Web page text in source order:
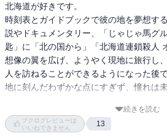
主人公は帝国第１師団帰り。１話冒頭は
攻略戦でしょうか（ｻﾞﾜｻﾞﾜ）。WW1頃の
りでありながら、実直で好感が持てるタ
行動動機は良くも悪くも個人主義ですが
の感情移入に一役買っています。人を見
身の信じる正義を全うする。そんな主人
ヒロインはアイヌ娘で独特の価値観とそ
ギッシリだし、別勢力である第７師団は
の驚異が尋常ではなく、囚人勢力も一芸
いきやまさかのあの方が含まれていてIF
北海道が好きです。
時刻表とガイドブックで彼の地を夢想す
説やドキュメンタリー、「じゃじゃ馬グ
匙」に「北の国から」「北海道連鎖殺人
想像の翼を広げ、ようやく現地に旅行し
人を訪ねることができるようになった後
地に刻んだわずかな点にすぎず、憧れは
そんな中でこの作品を知り、一も二もな
続きを読む
ブクログレビューは
いいねできません
13